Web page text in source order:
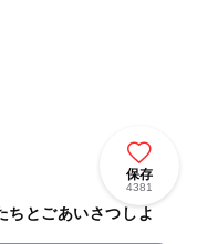
保存
4381
ちとごあいさつしよ